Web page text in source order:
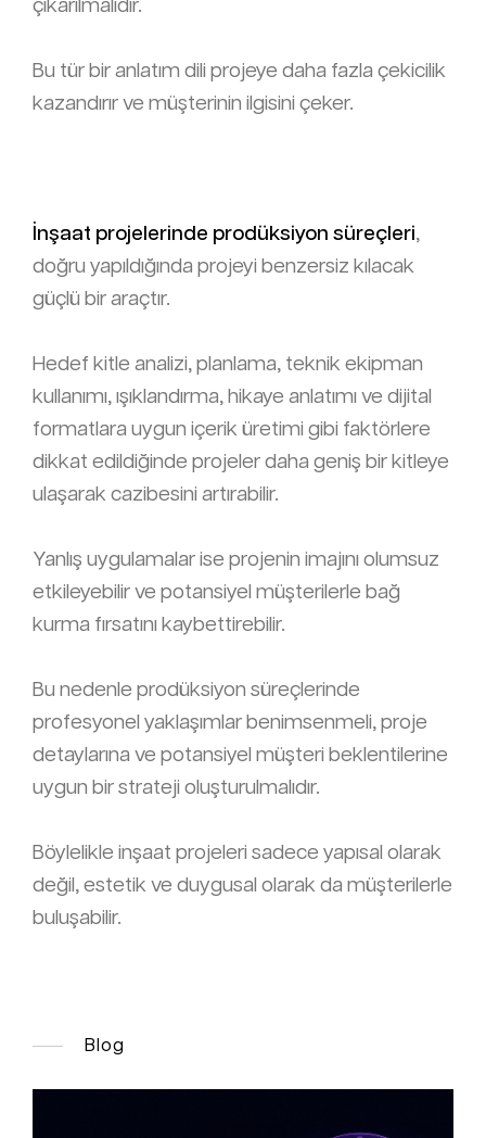
çıkarılmalıdır.
Bu tür bir anlatım dili projeye daha fazla çekicilik
kazandırır ve müşterinin ilgisini çeker.
İnşaat projelerinde prodüksiyon süreçleri,
doğru yapıldığında projeyi benzersiz kılacak
güçlü bir araçtır.
Hedef kitle analizi, planlama, teknik ekipman
kullanımı, ışıklandırma, hikaye anlatımı ve dijital
formatlara uygun içerik üretimi gibi faktörlere
dikkat edildiğinde projeler daha geniş bir kitleye
ulaşarak cazibesini artırabilir.
Yanlış uygulamalar ise projenin imajını olumsuz
etkileyebilir ve potansiyel müşterilerle bağ
kurma fırsatını kaybettirebilir.
Bu nedenle prodüksiyon süreçlerinde
profesyonel yaklaşımlar benimsenmeli, proje
detaylarına ve potansiyel müşteri beklentilerine
uygun bir strateji oluşturulmalıdır.
Böylelikle inşaat projeleri sadece yapısal olarak
değil, estetik ve duygusal olarak da müşterilerle
buluşabilir.
Blog